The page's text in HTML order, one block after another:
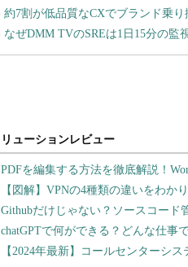
約7割が低品質なCXでブランド乗
なぜDMM TVのSREは1日15分の監
PDFを編集する方法を徹底解説！
【図解】VPNの4種類の違いをわか
Githubだけじゃない？ソースコード
chatGPTで何ができる？どんな仕事
【2024年最新】コールセンターシ